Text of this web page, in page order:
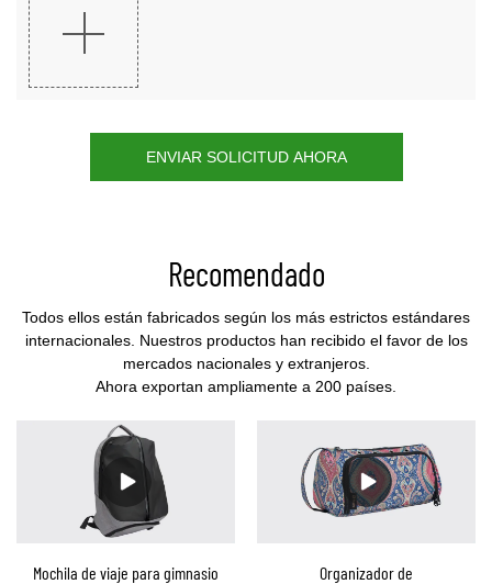
ENVIAR SOLICITUD AHORA
Recomendado
Todos ellos están fabricados según los más estrictos estándares
internacionales. Nuestros productos han recibido el favor de los
mercados nacionales y extranjeros.
Ahora exportan ampliamente a 200 países.
Mochila de viaje para gimnasio
Organizador de